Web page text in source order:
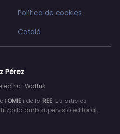
Política de cookies
Català
Pérez
· Wattrix
l'OMIEi de la REE. Els articles
amb supervisió editorial.